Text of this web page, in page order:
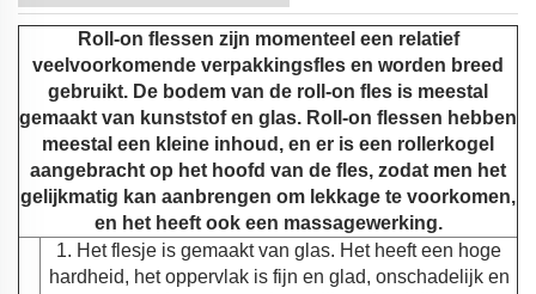
Roll-on flessen zijn momenteel een relatief
veelvoorkomende verpakkingsfles en worden breed
gebruikt. De bodem van de roll-on fles is meestal
gemaakt van kunststof en glas. Roll-on flessen hebben
meestal een kleine inhoud, en er is een rollerkogel
aangebracht op het hoofd van de fles, zodat men het
gelijkmatig kan aanbrengen om lekkage te voorkomen,
en het heeft ook een massagewerking.
1. Het flesje is gemaakt van glas. Het heeft een hoge
hardheid, het oppervlak is fijn en glad, onschadelijk en